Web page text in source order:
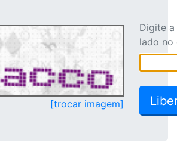
[trocar imagem]
Digite
lado no